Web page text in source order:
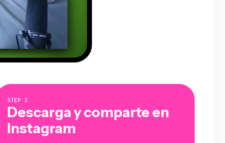
STEP3
Descarga y comparte en
Instagram